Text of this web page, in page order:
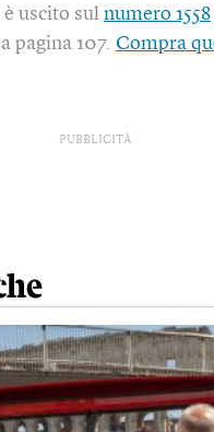
uscito sul numero 1558
pagina 107. Compra
PUBBLICITÀ